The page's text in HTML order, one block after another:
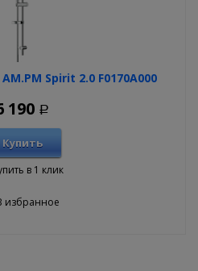
Spirit 2.0 F0170A000
190 Р
Купить
в 1 клик
избранное